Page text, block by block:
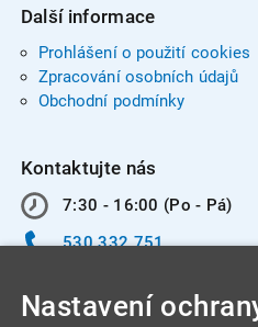
Další informace
Prohlášení o použití cookies
Zpracování osobních údajů
Obchodní podmínky
Kontaktujte nás
7:30 - 16:00 (Po - Pá)
530 332 751
Nastavení